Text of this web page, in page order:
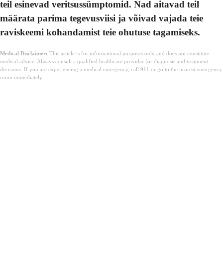
teil esinevad veritsussümptomid. Nad aitavad teil
määrata parima tegevusviisi ja võivad vajada teie
raviskeemi kohandamist teie ohutuse tagamiseks.
Medical Disclaimer: This article is for informational purposes only and does not constitute
medical advice. Always consult a qualified healthcare provider for diagnosis and treatment
decisions. If you are experiencing a medical emergency, call 911 or go to the nearest emergency
room immediately.